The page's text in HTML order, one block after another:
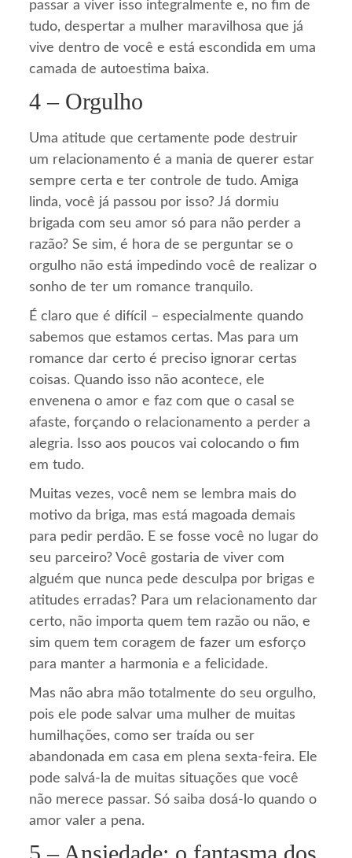
passar a viver isso integralmente e, no fim de
tudo, despertar a mulher maravilhosa que já
vive dentro de você e está escondida em uma
camada de autoestima baixa.
4 – Orgulho
Uma atitude que certamente pode destruir
um relacionamento é a mania de querer estar
sempre certa e ter controle de tudo. Amiga
linda, você já passou por isso? Já dormiu
brigada com seu amor só para não perder a
razão? Se sim, é hora de se perguntar se o
orgulho não está impedindo você de realizar o
sonho de ter um romance tranquilo.
É claro que é difícil – especialmente quando
sabemos que estamos certas. Mas para um
romance dar certo é preciso ignorar certas
coisas. Quando isso não acontece, ele
envenena o amor e faz com que o casal se
afaste, forçando o relacionamento a perder a
alegria. Isso aos poucos vai colocando o fim
em tudo.
Muitas vezes, você nem se lembra mais do
motivo da briga, mas está magoada demais
para pedir perdão. E se fosse você no lugar do
seu parceiro? Você gostaria de viver com
alguém que nunca pede desculpa por brigas e
atitudes erradas? Para um relacionamento dar
certo, não importa quem tem razão ou não, e
sim quem tem coragem de fazer um esforço
para manter a harmonia e a felicidade.
Mas não abra mão totalmente do seu orgulho,
pois ele pode salvar uma mulher de muitas
humilhações, como ser traída ou ser
abandonada em casa em plena sexta-feira. Ele
pode salvá-la de muitas situações que você
não merece passar. Só saiba dosá-lo quando o
amor valer a pena.